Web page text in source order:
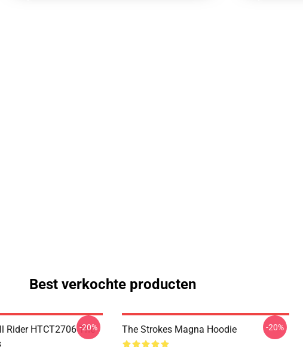
Best verkochte producten
Rider HTCT2706 The
-20% The Strokes Magna Hoodie -20%